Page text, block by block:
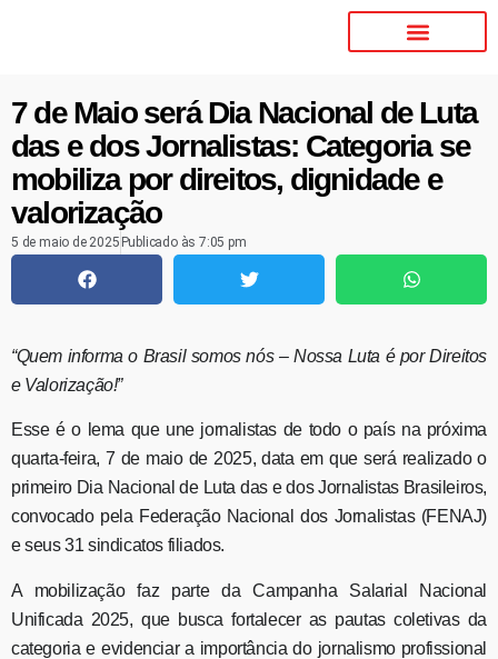
7 de Maio será Dia Nacional de Luta
das e dos Jornalistas: Categoria se
mobiliza por direitos, dignidade e
valorização
5 de maio de 2025 Publicado às 7:05 pm
“Quem informa o Brasil somos nós – Nossa Luta é por Direitos
e Valorização!”
Esse é o lema que une jornalistas de todo o país na próxima
quarta-feira, 7 de maio de 2025, data em que será realizado o
primeiro Dia Nacional de Luta das e dos Jornalistas Brasileiros,
convocado pela Federação Nacional dos Jornalistas (FENAJ)
e seus 31 sindicatos filiados.
A mobilização faz parte da Campanha Salarial Nacional
Unificada 2025, que busca fortalecer as pautas coletivas da
categoria e evidenciar a importância do jornalismo profissional